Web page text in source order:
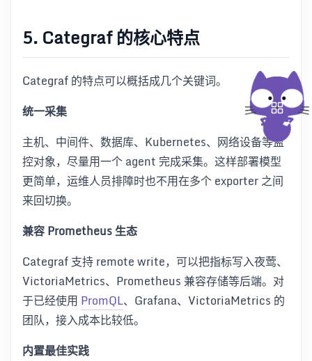
5. Categraf 的核心特点
Categraf 的特点可以概括成几个关键词。
统一采集
主机、中间件、数据库、Kubernetes、网络设备等监
控对象，尽量用一个 agent 完成采集。这样部署模型
更简单，运维人员排障时也不用在多个 exporter 之间
来回切换。
兼容 Prometheus 生态
Categraf 支持 remote write，可以把指标写入夜莺、
VictoriaMetrics、Prometheus 兼容存储等后端。对
于已经使用 PromQL、Grafana、VictoriaMetrics 的
团队，接入成本比较低。
内置最佳实践